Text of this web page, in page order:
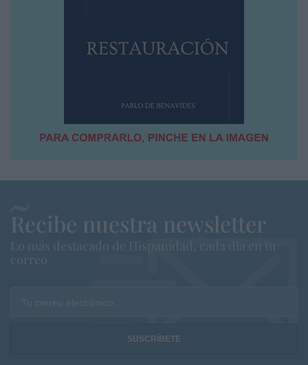
Recibe nuestra newsletter
Lo más destacado de Hispanidad, cada dia en tu
correo
Tu correo electrónico...